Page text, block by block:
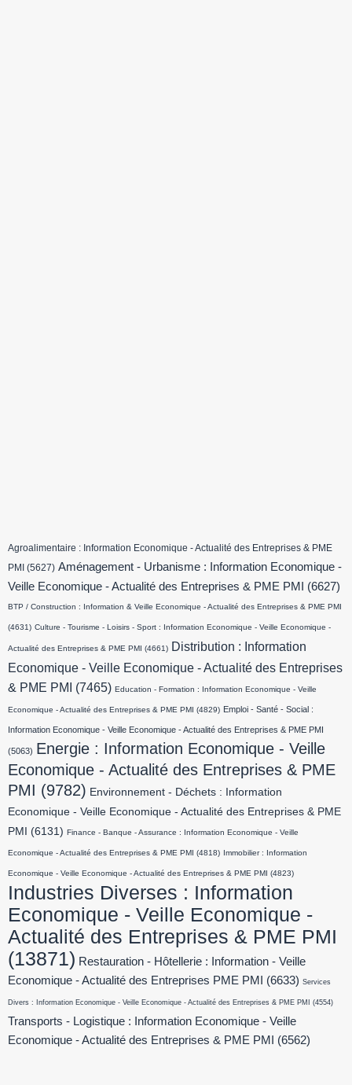
Agroalimentaire : Information Economique - Actualité des Entreprises & PME
PMI (5627) Aménagement - Urbanisme : Information Economique -
Veille Economique - Actualité des Entreprises & PME PMI
(6627)
BTP / Construction : Information & Veille Economique - Actualité des Entreprises & PME PMI
(4631) Culture - Tourisme - Loisirs - Sport : Information Economique - Veille Economique -
Actualité des Entreprises & PME PMI (4661) Distribution : Information
Economique - Veille Economique - Actualité des Entreprises
& PME PMI
(7465) Education - Formation : Information Economique - Veille
Economique - Actualité des Entreprises & PME PMI (4829) Emploi - Santé - Social :
Information Economique - Veille Economique - Actualité des Entreprises & PME PMI
(5063) Energie : Information Economique - Veille
Economique - Actualité des Entreprises & PME
PMI (9782) Environnement - Déchets : Information
Economique - Veille Economique - Actualité des Entreprises & PME
PMI
(6131) Finance - Banque - Assurance : Information Economique - Veille
Economique - Actualité des Entreprises & PME PMI (4818) Immobilier : Information
Economique - Veille Economique - Actualité des Entreprises & PME PMI (4823)
Industries Diverses : Information
Economique - Veille Economique -
Actualité des Entreprises & PME PMI
(13871) Restauration - Hôtellerie : Information - Veille
Economique - Actualité des Entreprises PME PMI
(6633) Services
Divers : Information Economique - Veille Economique - Actualité des Entreprises & PME PMI (4554)
Transports - Logistique : Information Economique - Veille
Economique - Actualité des Entreprises & PME PMI
(6562)